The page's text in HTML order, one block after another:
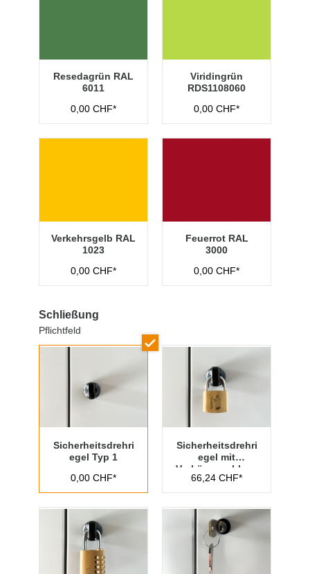
Resedagrün RAL
6011
0,00 CHF*
Viridingrün
RDS1108060
0,00 CHF*
Verkehrsgelb RAL
1023
0,00 CHF*
Feuerrot RAL
3000
0,00 CHF*
Schließung
Pflichtfeld
Sicherheitsdrehri
egel Typ 1
0,00 CHF*
Sicherheitsdrehri
egel mit
Vorhängeschloss
Typ 1
66,24 CHF*